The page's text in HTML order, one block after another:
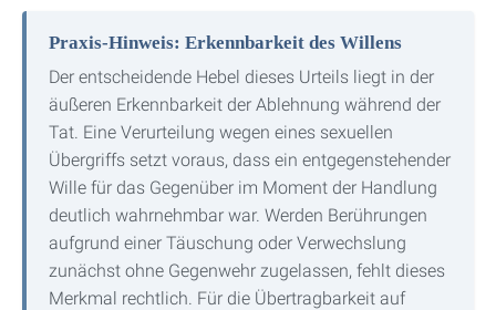
Praxis-Hinweis: Erkennbarkeit des Willens
Der entscheidende Hebel dieses Urteils liegt in der
äußeren Erkennbarkeit der Ablehnung während der
Tat. Eine Verurteilung wegen eines sexuellen
Übergriffs setzt voraus, dass ein entgegenstehender
Wille für das Gegenüber im Moment der Handlung
deutlich wahrnehmbar war. Werden Berührungen
aufgrund einer Täuschung oder Verwechslung
zunächst ohne Gegenwehr zugelassen, fehlt dieses
Merkmal rechtlich. Für die Übertragbarkeit auf